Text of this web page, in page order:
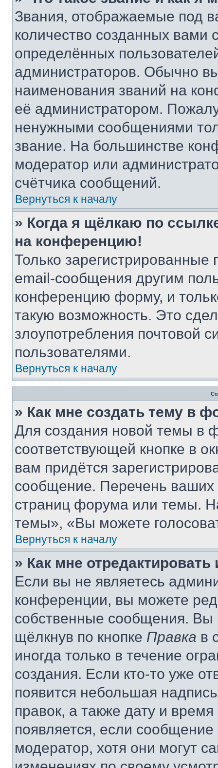
Звания, отображаемые под
количество созданных
определённых
администраторов. Обычно
наименования званий на
её администратором.
ненужными сообщениями
звание. На большинстве
модератор или
счётчика сообщений.
Вернуться к началу
» Когда я щёлкаю по
на конференцию!
Только зарегистрированные
email-сообщения другим
конференцию форму, и
такую возможность. Это
злоупотребления почтовой
пользователями.
Вернуться к началу
» Как мне создать тему в
Для создания новой темы в
соответствующей кнопке в
вам придётся
сообщение. Перечень ваших
страниц форума или темы.
темы», «Вы можете
Вернуться к началу
» Как мне
Если вы не являетесь
конференции, вы можете
собственные сообщения. Вы
щёлкнув по кнопке Правка в
иногда только в течение
создания. Если кто-то уже
появится небольшая
правок, а также дату и
появляется, если
модератор, хотя они могут